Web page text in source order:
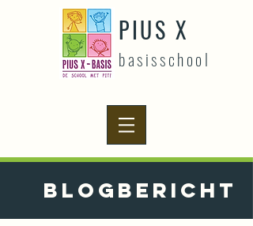
PIUS X
basisschool
Blogbericht